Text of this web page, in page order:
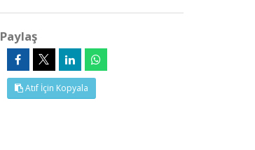
Paylaş
Atıf İçin Kopyala